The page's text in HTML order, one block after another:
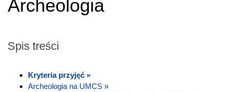
Archeologia
Spis treści
Kryteria przyjęć »
Archeologia na UMCS »